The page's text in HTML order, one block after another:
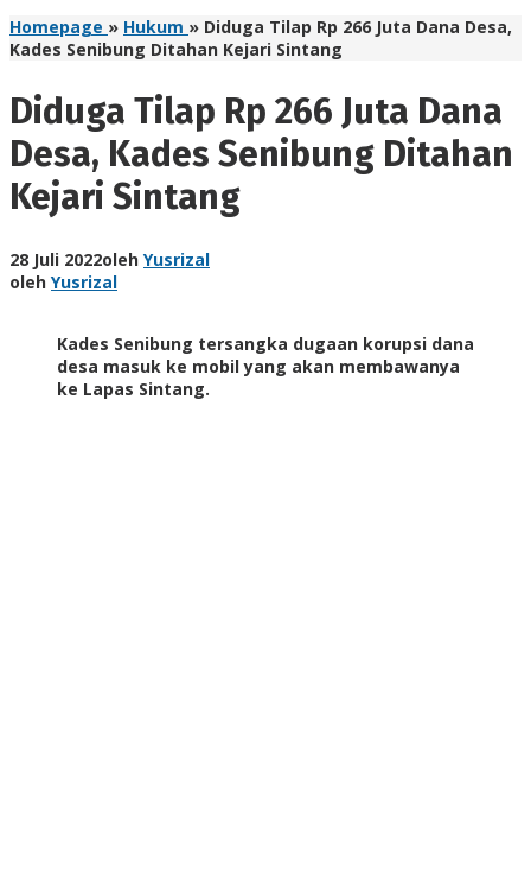
Homepage » Hukum » Diduga Tilap Rp 266 Juta Dana Desa,
Kades Senibung Ditahan Kejari Sintang
Diduga Tilap Rp 266 Juta Dana
Desa, Kades Senibung Ditahan
Kejari Sintang
28 Juli 2022oleh Yusrizal
oleh Yusrizal
Kades Senibung tersangka dugaan korupsi dana
desa masuk ke mobil yang akan membawanya
ke Lapas Sintang.